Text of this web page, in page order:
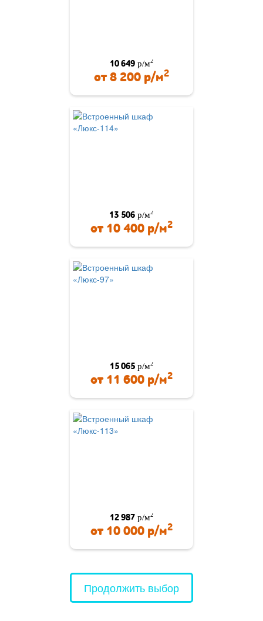
10 649р/м2
от8 200 р/м2
13 506 р/м2
от10 400 р/м2
15 065р/м2
от11 600 р/м2
12 987р/м2
от10 000 р/м2
Продолжить выбор